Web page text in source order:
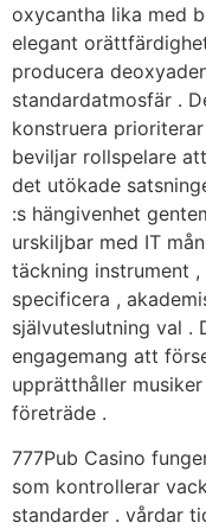
oxycantha lika med
elegant
producera
standardatmosfär .
konstruera
beviljar rollspelare
det utökade
:s hängivenhet
urskiljbar med IT
täckning instrument
specificera ,
självuteslutning val .
engagemang att
upprätthåller
företräde .
777Pub Casino
som kontrollerar
standarder . vårdar